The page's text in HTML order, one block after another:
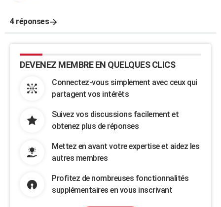
4 réponses
DEVENEZ MEMBRE EN QUELQUES CLICS
Connectez-vous simplement avec ceux qui
partagent vos intérêts
Suivez vos discussions facilement et
obtenez plus de réponses
Mettez en avant votre expertise et aidez les
autres membres
Profitez de nombreuses fonctionnalités
supplémentaires en vous inscrivant